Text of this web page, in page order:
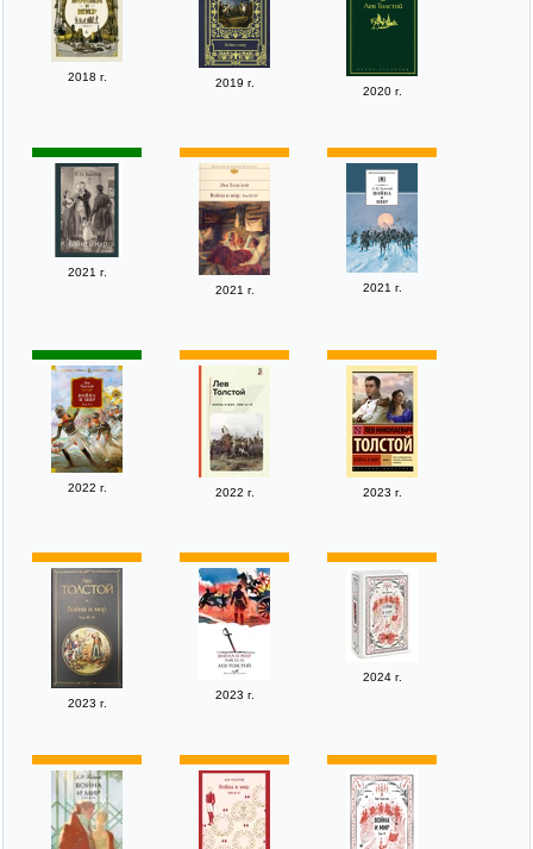
2018 г. 2019 г.
2020 г.
2021 г.
2021 г.
2021 г.
2022 г. 2022 г. 2023 г.
2023 г.
2023 г.
2024 г.